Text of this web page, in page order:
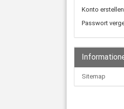
Konto erstellen
Passwort
Sitemap